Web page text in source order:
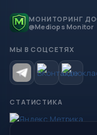
МОНИТОРИНГ
@Mediops Monitor
МЫ В СОЦСЕТЯХ
СТАТИСТИКА